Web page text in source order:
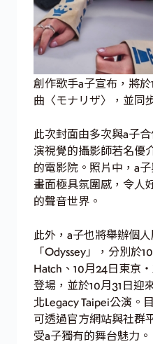
創作歌手a子宣布，將
曲〈モナリザ〉，並同
此次封面由多次與a子
演視覺的攝影師若名優
的電影院。照片中，a
畫面極具氛圍感，令人
的聲音世界。
此外，a子也將舉辦個
「Odyssey」，分別於
Hatch、10月24日東京
登場，並於10月31日
北Legacy Taipei公演。
可透過官方網站與社群
受a子獨有的舞台魅力。